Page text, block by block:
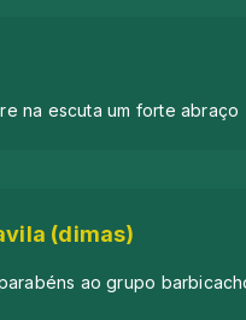
na escuta um forte abraço
(dimas)
ao grupo